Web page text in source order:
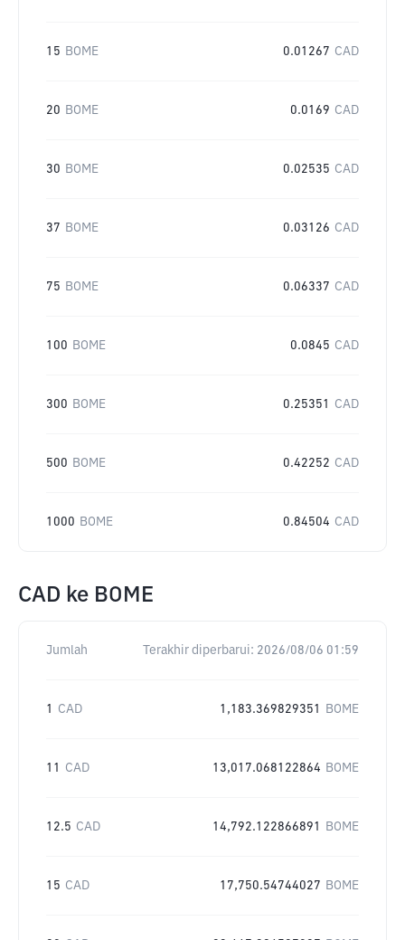
15 BOME 0.01267 CAD
20 BOME 0.0169 CAD
30 BOME 0.02535 CAD
37 BOME 0.03126 CAD
75 BOME 0.06337 CAD
100 BOME 0.0845 CAD
300 BOME 0.25351 CAD
500 BOME 0.42252 CAD
1000 BOME 0.84504 CAD
CAD ke BOME
Jumlah Terakhir diperbarui: 2026/08/06 01:59
1 CAD 1,183.369829351 BOME
11 CAD 13,017.068122864 BOME
12.5 CAD 14,792.122866891 BOME
15 CAD 17,750.54744027 BOME